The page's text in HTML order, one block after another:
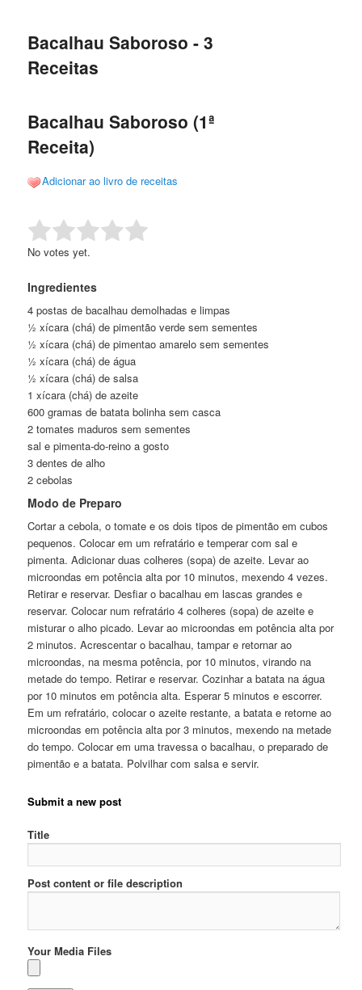
conteúdo
conteúdo
Bacalhau Saboroso - 3
Receitas
Bacalhau Saboroso (1ª
Receita)
Adicionar ao livro de receitas
Rate this item: Submit Rating
No votes yet.
Ingredientes
4 postas de bacalhau demolhadas e limpas
½ xícara (chá) de pimentão verde sem sementes
½ xícara (chá) de pimentao amarelo sem sementes
½ xícara (chá) de água
½ xícara (chá) de salsa
1 xícara (chá) de azeite
600 gramas de batata bolinha sem casca
2 tomates maduros sem sementes
sal e pimenta-do-reino a gosto
3 dentes de alho
2 cebolas
Modo de Preparo
Cortar a cebola, o tomate e os dois tipos de pimentão em cubos
pequenos. Colocar em um refratário e temperar com sal e
pimenta. Adicionar duas colheres (sopa) de azeite. Levar ao
microondas em potência alta por 10 minutos, mexendo 4 vezes.
Retirar e reservar. Desfiar o bacalhau em lascas grandes e
reservar. Colocar num refratário 4 colheres (sopa) de azeite e
misturar o alho picado. Levar ao microondas em potência alta por
2 minutos. Acrescentar o bacalhau, tampar e retornar ao
microondas, na mesma potência, por 10 minutos, virando na
metade do tempo. Retirar e reservar. Cozinhar a batata na água
por 10 minutos em potência alta. Esperar 5 minutos e escorrer.
Em um refratário, colocar o azeite restante, a batata e retorne ao
microondas em potência alta por 3 minutos, mexendo na metade
do tempo. Colocar em uma travessa o bacalhau, o preparado de
pimentão e a batata. Polvilhar com salsa e servir.
Submit a new post
Title
Post content or file description
Your Media Files